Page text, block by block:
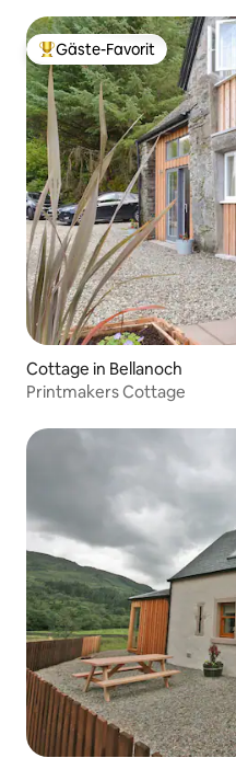
Beliebter Gäste-Favorit.
Gäste-Favorit
Cottage in Bellanoch
Printmakers Cottage